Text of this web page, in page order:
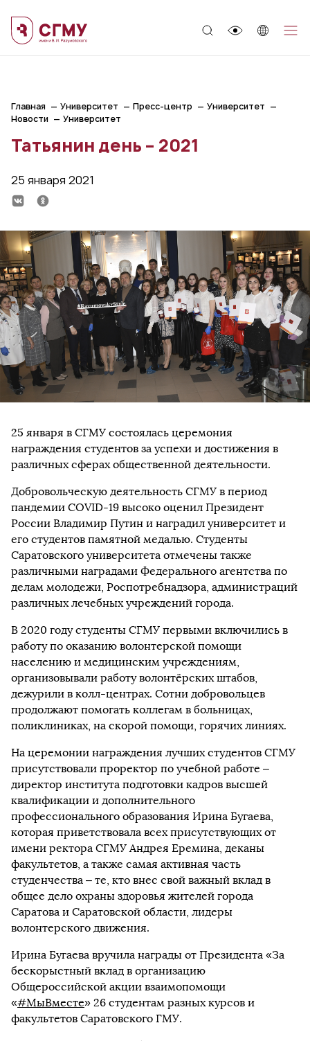
Главная Университет Пресс-центр
Университет
Новости
Университет
Татьянин день – 2021
25 января 2021
25 января в СГМУ состоялась церемония
награждения студентов за успехи и достижения в
различных сферах общественной деятельности.
Добровольческую деятельность СГМУ в период
пандемии COVID-19 высоко оценил Президент
России Владимир Путин и наградил университет и
его студентов памятной медалью. Студенты
Саратовского университета отмечены также
различными наградами Федерального агентства по
делам молодежи, Роспотребнадзора, администраций
различных лечебных учреждений города.
В 2020 году студенты СГМУ первыми включились в
работу по оказанию волонтерской помощи
населению и медицинским учреждениям,
организовывали работу волонтёрских штабов,
дежурили в колл-центрах. Сотни добровольцев
продолжают помогать коллегам в больницах,
поликлиниках, на скорой помощи, горячих линиях.
На церемонии награждения лучших студентов СГМУ
присутствовали проректор по учебной работе –
директор института подготовки кадров высшей
квалификации и дополнительного
профессионального образования Ирина Бугаева,
которая приветствовала всех присутствующих от
имени ректора СГМУ Андрея Еремина, деканы
факультетов, а также самая активная часть
студенчества – те, кто внес свой важный вклад в
общее дело охраны здоровья жителей города
Саратова и Саратовской области, лидеры
волонтерского движения.
Ирина Бугаева вручила награды от Президента «За
бескорыстный вклад в организацию
Общероссийской акции взаимопомощи
«#МыВместе» 26 студентам разных курсов и
факультетов Саратовского ГМУ.